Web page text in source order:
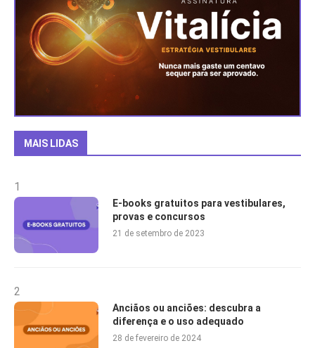
MAIS LIDAS
1
E-books gratuitos para vestibulares,
provas e concursos
21 de setembro de 2023
2
Anciãos ou anciões: descubra a
diferença e o uso adequado
28 de fevereiro de 2024